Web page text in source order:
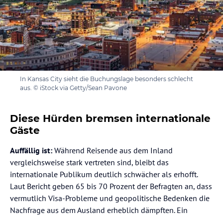
In Kansas City sieht die Buchungslage besonders schlecht
aus. © iStock via Getty/Sean Pavone
Diese Hürden bremsen internationale
Gäste
Auffällig ist: Während Reisende aus dem Inland
vergleichsweise stark vertreten sind, bleibt das
internationale Publikum deutlich schwächer als erhofft.
Laut Bericht geben 65 bis 70 Prozent der Befragten an, dass
vermutlich Visa-Probleme und geopolitische Bedenken die
Nachfrage aus dem Ausland erheblich dämpften. Ein